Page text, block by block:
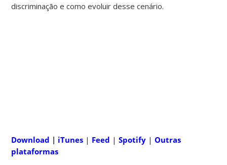
discriminação e como evoluir desse cenário.
Download | iTunes | Feed |Spotify |Outras
plataformas